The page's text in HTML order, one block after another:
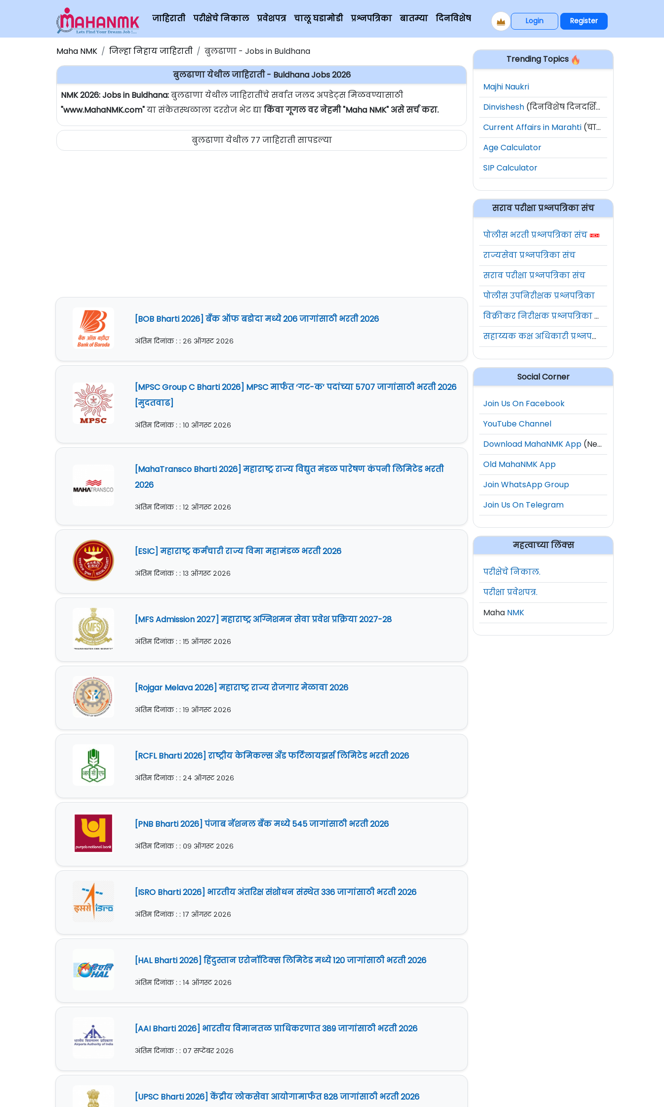
जाहिराती परीक्षेचे निकाल प्रवेशपत्र चालू घडामोडी प्रश्नपत्रिका बातम्या दिनविशेष Login Register
Maha NMK जिल्हा निहाय जाहिराती बुलढाणा - Jobs in Buldhana
बुलढाणा येथील जाहिराती - Buldhana Jobs 2026
NMK 2026: Jobs in Buldhana:बुलढाणा येथील जाहिरातींचे सर्वात जलद अपडेट्स मिळवण्यासाठी
"www.MahaNMK.com"या संकेतस्थळाला दररोज भेट द्याकिंवा गूगल वर नेहमी "Maha NMK" असे सर्च करा.
बुलढाणा येथील 77 जाहिराती सापडल्या
[BOB Bharti 2026] बँक ऑफ बडोदा मध्ये 206 जागांसाठी भरती 2026
अंतिम दिनांक : : २६ ऑगस्ट २०२६
[MPSC Group C Bharti 2026] MPSC मार्फत ‘गट-क’ पदांच्या 5707 जागांसाठी भरती 2026
[मुदतवाढ]
अंतिम दिनांक : : १० ऑगस्ट २०२६
[MahaTransco Bharti 2026] महाराष्ट्र राज्य विद्युत मंडळ पारेषण कंपनी लिमिटेड भरती
2026
अंतिम दिनांक : : १२ ऑगस्ट २०२६
[ESIC] महाराष्ट्र कर्मचारी राज्य विमा महामंडळ भरती 2026
अंतिम दिनांक : : १३ ऑगस्ट २०२६
[MFS Admission 2027] महाराष्ट्र अग्निशमन सेवा प्रवेश प्रक्रिया 2027-28
अंतिम दिनांक : : १५ ऑगस्ट २०२६
[Rojgar Melava 2026] महाराष्ट्र राज्य रोजगार मेळावा 2026
अंतिम दिनांक : : १९ ऑगस्ट २०२६
[RCFL Bharti 2026] राष्ट्रीय केमिकल्स अँड फर्टिलायझर्स लिमिटेड भरती 2026
अंतिम दिनांक : : २४ ऑगस्ट २०२६
[PNB Bharti 2026] पंजाब नॅशनल बँक मध्ये 545 जागांसाठी भरती 2026
अंतिम दिनांक : : ०९ ऑगस्ट २०२६
[ISRO Bharti 2026] भारतीय अंतरिक्ष संशोधन संस्थेत 336 जागांसाठी भरती 2026
अंतिम दिनांक : : १७ ऑगस्ट २०२६
[HAL Bharti 2026] हिंदुस्तान एरोनॉटिक्स लिमिटेड मध्ये 120 जागांसाठी भरती 2026
अंतिम दिनांक : : १४ ऑगस्ट २०२६
[AAI Bharti 2026] भारतीय विमानतळ प्राधिकरणात 389 जागांसाठी भरती 2026
अंतिम दिनांक : : ०७ सप्टेंबर २०२६
[UPSC Bharti 2026] केंद्रीय लोकसेवा आयोगामार्फत 828 जागांसाठी भरती 2026
Trending Topics
Majhi Naukri
Dinvishesh (दिनविशेष दिनदर्शिका)
Current Affairs in Marahti (चालू घडामोडी)
Age Calculator
SIP Calculator
सराव परीक्षा प्रश्नपत्रिका संच
पोलीस भरती प्रश्नपत्रिका संच
राज्यसेवा प्रश्नपत्रिका संच
सराव परीक्षा प्रश्नपत्रिका संच
पोलीस उपनिरीक्षक प्रश्नपत्रिका
विक्रीकर निरीक्षक प्रश्नपत्रिका संच
सहाय्यक कक्ष अधिकारी प्रश्नपत्रिका संच
Social Corner
Join Us On Facebook
YouTube Channel
Download MahaNMK App (New)
Old MahaNMK App
Join WhatsApp Group
Join Us On Telegram
महत्वाच्या लिंक्स
परीक्षेचे निकाल.
परीक्षा प्रवेशपत्र.
Maha NMK